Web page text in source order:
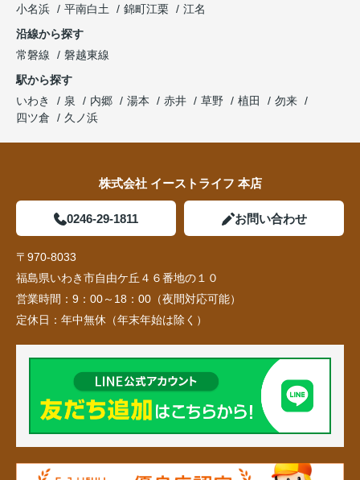
小名浜
平南白土 錦町江栗
江名
沿線から探す
常磐線
磐越東線
駅から探す
いわき
泉 内郷 湯本 赤井 草野 植田
勿来
四ツ倉
久ノ浜
株式会社 イーストライフ 本店
0246-29-1811 お問い合わせ
〒970-8033
福島県いわき市自由ケ丘４６番地の１０
営業時間： 9：00～18：00（夜間対応可能）
定休日： 年中無休（年末年始は除く）